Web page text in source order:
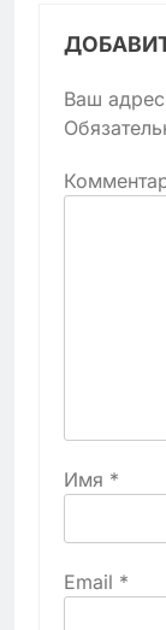
Ваш
Имя *
Email *